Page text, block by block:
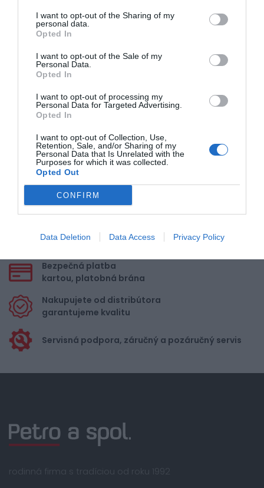
I want to opt-out of the Sharing of my
personal data.
Opted In
I want to opt-out of the Sale of my
Personal Data.
Opted In
I want to opt-out of processing my
Personal Data for Targeted Advertising.
Opted In
I want to opt-out of Collection, Use,
Retention, Sale, and/or Sharing of my
Personal Data that Is Unrelated with the
Purposes for which it was collected.
Opted Out
CONFIRM
Data Deletion Data Access Privacy Policy
0% zákazníkov odporúča produkt
Pre pridanie recenzie sa musíte
prihlásiť
Doprava zadarmo pri
nákupe nad 100,00 €
Bezpečná platba
kartou, platobná brána
Nakupujete od distribútora
garantujeme kvalitu
Servisná podpora, záručný a pozáručný servis
rodinná firma s tradíciou od roku 1992